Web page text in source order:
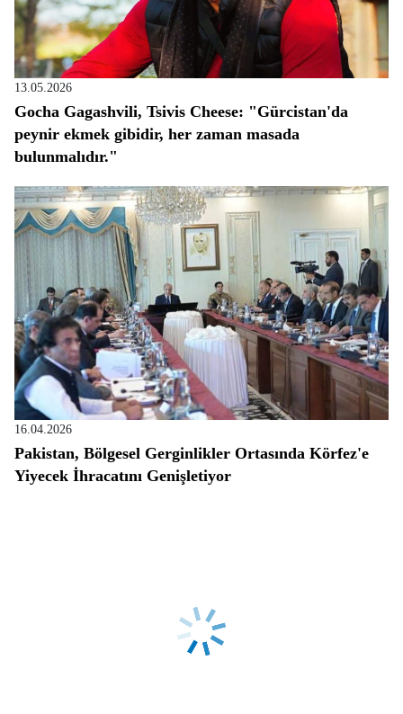
13.05.2026
Gocha Gagashvili, Tsivis Cheese: "Gürcistan'da
peynir ekmek gibidir, her zaman masada
bulunmalıdır."
16.04.2026
Pakistan, Bölgesel Gerginlikler Ortasında Körfez'e
Yiyecek İhracatını Genişletiyor